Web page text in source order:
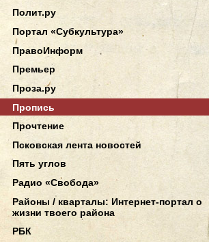
Полит.ру
Портал «Субкультура»
ПравоИнформ
Премьер
Проза.ру
Пропись
Прочтение
Псковская лента новостей
Пять углов
Радио «Свобода»
Районы / кварталы: Интернет-портал о
жизни твоего района
РБК